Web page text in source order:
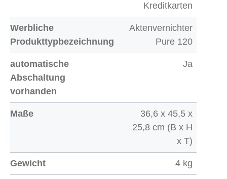
Kreditkarten
Werbliche
Produkttypbezeichnung
Aktenvernichter
Pure 120
automatische
Abschaltung
vorhanden
Ja
Maße
36,6 x 45,5 x
25,8 cm (B x H
x T)
Gewicht 4 kg